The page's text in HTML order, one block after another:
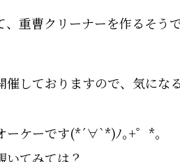
重曹クリーナーを作るそうで
しておりますので、気にな
ーケーです(*´∀`*)ﾉ｡+゜*｡
てみては？